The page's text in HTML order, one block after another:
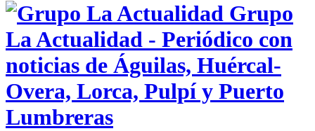
Grupo
La Actualidad - Periódico con
noticias de Águilas, Huércal-
Overa, Lorca, Pulpí y Puerto
Lumbreras